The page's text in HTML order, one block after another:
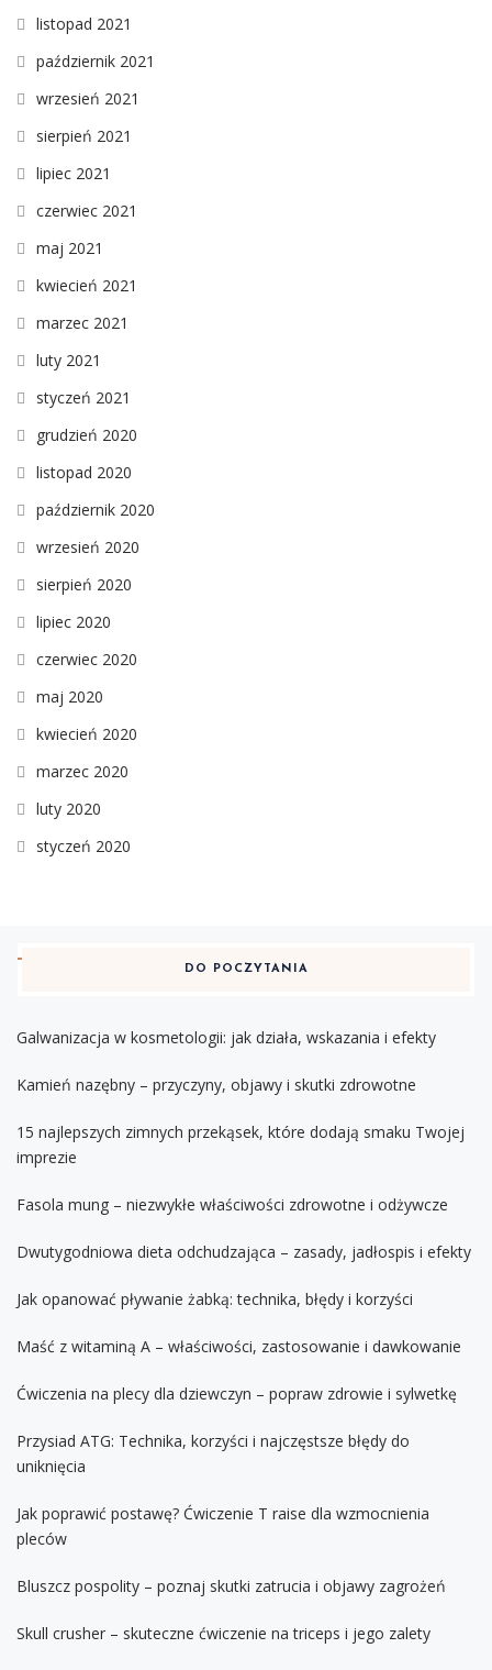
listopad 2021
październik 2021
wrzesień 2021
sierpień 2021
lipiec 2021
czerwiec 2021
maj 2021
kwiecień 2021
marzec 2021
luty 2021
styczeń 2021
grudzień 2020
listopad 2020
październik 2020
wrzesień 2020
sierpień 2020
lipiec 2020
czerwiec 2020
maj 2020
kwiecień 2020
marzec 2020
luty 2020
styczeń 2020
DO POCZYTANIA
Galwanizacja w kosmetologii: jak działa, wskazania i efekty
Kamień nazębny – przyczyny, objawy i skutki zdrowotne
15 najlepszych zimnych przekąsek, które dodają smaku Twojej
imprezie
Fasola mung – niezwykłe właściwości zdrowotne i odżywcze
Dwutygodniowa dieta odchudzająca – zasady, jadłospis i efekty
Jak opanować pływanie żabką: technika, błędy i korzyści
Maść z witaminą A – właściwości, zastosowanie i dawkowanie
Ćwiczenia na plecy dla dziewczyn – popraw zdrowie i sylwetkę
Przysiad ATG: Technika, korzyści i najczęstsze błędy do
uniknięcia
Jak poprawić postawę? Ćwiczenie T raise dla wzmocnienia
pleców
Bluszcz pospolity – poznaj skutki zatrucia i objawy zagrożeń
Skull crusher – skuteczne ćwiczenie na triceps i jego zalety